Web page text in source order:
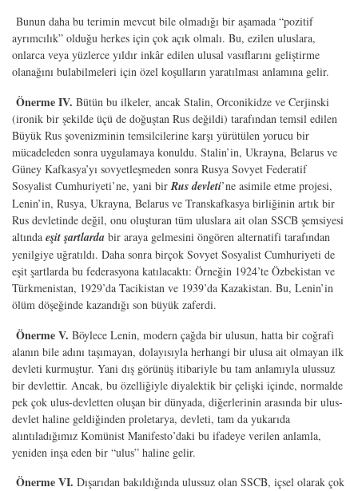
Bunun daha bu terimin mevcut bile olmadığı bir aşamada “pozitif
ayrımcılık” olduğu herkes için çok açık olmalı. Bu, ezilen uluslara,
onlarca veya yüzlerce yıldır inkâr edilen ulusal vasıflarını geliştirme
olanağını bulabilmeleri için özel koşulların yaratılması anlamına gelir.
Önerme IV. Bütün bu ilkeler, ancak Stalin, Orconikidze ve Cerjinski
(ironik bir şekilde üçü de doğuştan Rus değildi) tarafından temsil edilen
Büyük Rus şovenizminin temsilcilerine karşı yürütülen yorucu bir
mücadeleden sonra uygulamaya konuldu. Stalin’in, Ukrayna, Belarus ve
Güney Kafkasya’yı sovyetleşmeden sonra Rusya Sovyet Federatif
Sosyalist Cumhuriyeti’ne, yani bir Rus devleti’ne asimile etme projesi,
Lenin’in, Rusya, Ukrayna, Belarus ve Transkafkasya birliğinin artık bir
Rus devletinde değil, onu oluşturan tüm uluslara ait olan SSCB şemsiyesi
altında eşit şartlarda bir araya gelmesini öngören alternatifi tarafından
yenilgiye uğratıldı. Daha sonra birçok Sovyet Sosyalist Cumhuriyeti de
eşit şartlarda bu federasyona katılacaktı: Örneğin 1924’te Özbekistan ve
Türkmenistan, 1929’da Tacikistan ve 1939’da Kazakistan. Bu, Lenin’in
ölüm döşeğinde kazandığı son büyük zaferdi.
Önerme V. Böylece Lenin, modern çağda bir ulusun, hatta bir coğrafi
alanın bile adını taşımayan, dolayısıyla herhangi bir ulusa ait olmayan ilk
devleti kurmuştur. Yani dış görünüş itibariyle bu tam anlamıyla ulussuz
bir devlettir. Ancak, bu özelliğiyle diyalektik bir çelişki içinde, normalde
pek çok ulus-devletten oluşan bir dünyada, diğerlerinin arasında bir ulus-
devlet haline geldiğinden proletarya, devleti, tam da yukarıda
alıntıladığımız Komünist Manifesto’daki bu ifadeye verilen anlamla,
yeniden inşa eden bir “ulus” haline gelir.
Önerme VI. Dışarıdan bakıldığında ulussuz olan SSCB, içsel olarak çok